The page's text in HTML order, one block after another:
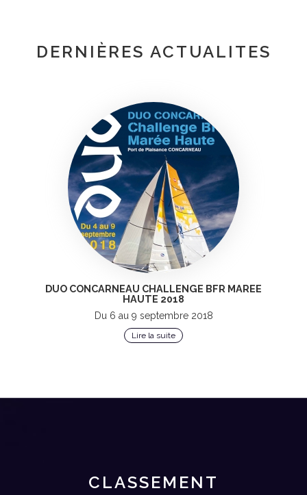
DERNIÈRES ACTUALITES
DUO CONCARNEAU CHALLENGE BFR MAREE
HAUTE 2018
Du 6 au 9 septembre 2018
Lire la suite
CLASSEMENT